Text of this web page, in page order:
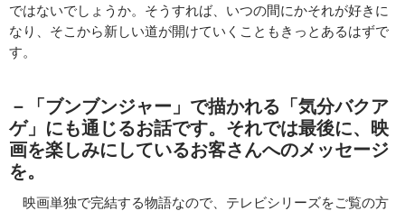
ではないでしょうか。そうすれば、いつの間にかそれが好きに
なり、そこから新しい道が開けていくこともきっとあるはずで
す。
－「ブンブンジャー」で描かれる「気分バクア
ゲ」にも通じるお話です。それでは最後に、映
画を楽しみにしているお客さんへのメッセージ
を。
映画単独で完結する物語なので、テレビシリーズをご覧の方